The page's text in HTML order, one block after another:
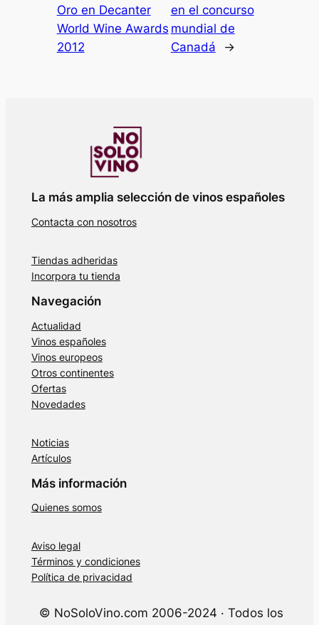
Oro en Decanter
World Wine Awards
2012
en el concurso
mundial de
Canadá
→
La más amplia selección de vinos españoles
Contacta con nosotros
Tiendas adheridas
Incorpora tu tienda
Navegación
Actualidad
Vinos españoles
Vinos europeos
Otros continentes
Ofertas
Novedades
Noticias
Artículos
Más información
Quienes somos
Aviso legal
Términos y condiciones
Política de privacidad
© NoSoloVino.com 2006-2024 · Todos los